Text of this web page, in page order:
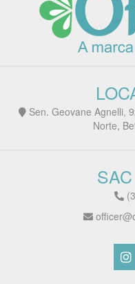
Sen. Geovane Agnelli,
Norte,